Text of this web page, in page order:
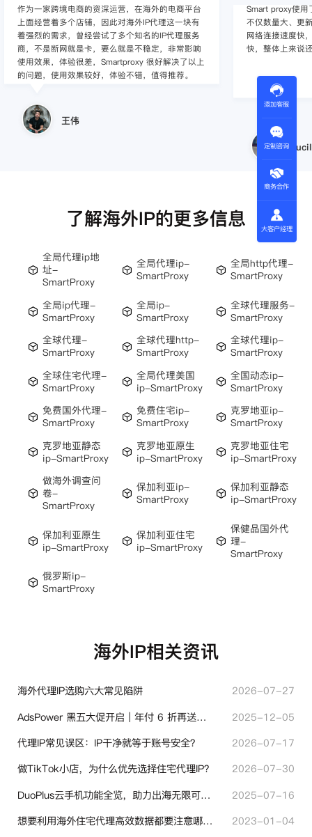
作为一家跨境电商的资深运营，在海外的电商平台
上面经营着多个店铺，因此对海外IP代理这一块有
着强烈的需求，曾经尝试了多个知名的IP代理服务
商，不是断网就是卡，要么就是不稳定，非常影响
使用效果，体验很差，Smartproxy 很好解决了以上
的问题，使用效果较好，体验不错，值得推荐。
王伟
Smart proxy使用
不仅数量大、更
网络连接速度快
快，整体上来说
了解海外IP的更多信息
全局代理ip地
址-
SmartProxy
全局代理ip-
SmartProxy
全局http代理-
SmartProxy
全局ip代理-
SmartProxy
全局ip-
SmartProxy
全球代理服务-
SmartProxy
全球代理-
SmartProxy
全球代理http-
SmartProxy
全球代理ip-
SmartProxy
全球住宅代理-
SmartProxy
全局代理美国
ip-SmartProxy
全国动态ip-
SmartProxy
免费国外代理-
SmartProxy
免费住宅ip-
SmartProxy
克罗地亚ip-
SmartProxy
克罗地亚静态
ip-SmartProxy
克罗地亚原生
ip-SmartProxy
克罗地亚住宅
ip-SmartProxy
做海外调查问
卷-
SmartProxy
保加利亚ip-
SmartProxy
保加利亚静态
ip-SmartProxy
保加利亚原生
ip-SmartProxy
保加利亚住宅
ip-SmartProxy
保健品国外代
理-
SmartProxy
俄罗斯ip-
SmartProxy
海外IP相关资讯
海外代理IP选购六大常见陷阱
2026-07-27
AdsPower 黑五大促开启｜年付 6 折再送半年＋豪礼抽奖
2025-12-05
代理IP常见误区：IP干净就等于账号安全？
2026-07-17
做TikTok小店，为什么优先选择住宅代理IP？
2026-07-30
DuoPlus云手机功能全览，助力出海无限可能！
2025-07-16
想要利用海外住宅代理高效数据都要注意哪些地方？
2023-01-04
添加客服
定制咨询
商务合作
大客户经理